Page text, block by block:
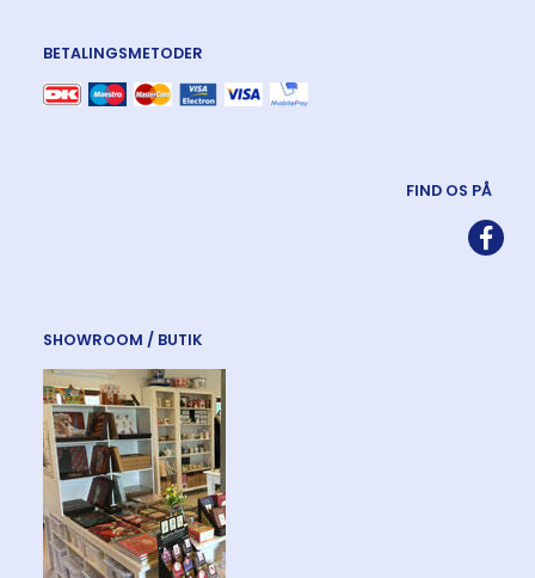
BETALINGSMETODER
FIND OS PÅ
SHOWROOM / BUTIK